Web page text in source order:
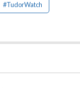
#TudorWatch